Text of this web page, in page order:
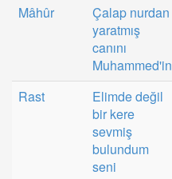
Mâhûr
Çalap nurdan
yaratmış
canını
Muhammed'in
Rast
Elimde değil
bir kere
sevmiş
bulundum
seni